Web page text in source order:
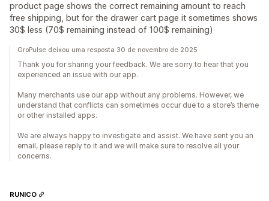
product page shows the correct remaining amount to reach
free shipping, but for the drawer cart page it sometimes shows
30$ less (70$ remaining instead of 100$ remaining)
GroPulse deixou uma resposta 30 de novembro de 2025
Thank you for sharing your feedback. We are sorry to hear that you
experienced an issue with our app.
Many merchants use our app without any problems. However, we
understand that conflicts can sometimes occur due to a store’s theme
or other installed apps.
We are always happy to investigate and assist. We have sent you an
email, please reply to it and we will make sure to resolve all your
concerns.
RUNICO